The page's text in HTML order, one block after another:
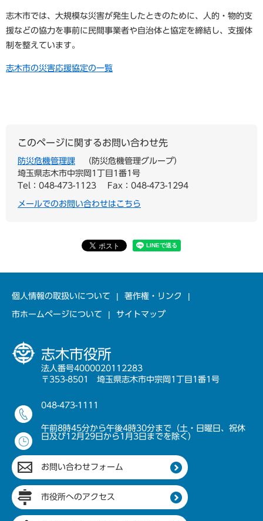
志木市では、大規模な災害が発生したときのために、人的・物的支
援などの協力を事前に民間事業者や自治体と協定を締結し、支援体
制を整えています。
志木市の災害応援協定の一覧
このページに関するお問い合わせ先
防災危機管理課
防災危機管理グループ
埼玉県志木市中宗岡1丁目1番1号
Tel：048-473-1123
Fax：048-473-1294
メールでのお問い合わせはこちら
個人情報の取扱いについて 著作権・リンク
市ホームページについて サイトマップ
志木市役所
法人番号4000020112283
〒353-8501 埼玉県志木市中宗岡1丁目1番1号
048-473-1111
午前8時45分から午後4時30分まで（土・日曜日、祝休
日及び12月29日から1月3日までを除く）
お問い合わせフォーム
市役所へのアクセス